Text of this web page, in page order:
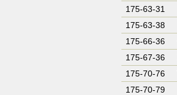
175-63-31
175-63-38
175-66-36
175-67-36
175-70-76
175-70-79